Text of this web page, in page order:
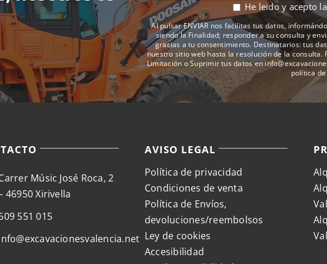
página
de
producto
He leido y acepto la
Al pulsar ENVIAR nos facilitas tus datos,
siendo la Finalidad; responder a su consulta y
gracias a tu consentimiento. Destinatarios: tus
nuestro sitio web hasta la resolución de la consulta.
Limitación o Suprimir tus datos en
política
Músic José Roca, 2
46950 Xirivella
551 015
AVISO LEGAL
Política de privacidad
Condiciones de venta
Política de Envíos,
devoluciones/reembolsos
Ley de cookies
Accesibilidad